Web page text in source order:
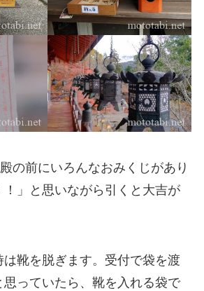
の前にいろんなおみくじがあり
！」と思いながら引くと大吉が
靴を脱ぎます。受付で袋を渡
思っていたら、靴を入れる袋で